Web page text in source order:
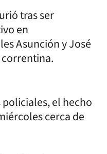
tras ser
en
Asunción y José
el hecho
cerca de